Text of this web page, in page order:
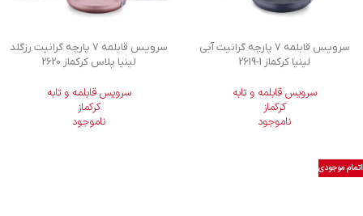
سرویس قابلمه 7 پارچه گرانیت آبی
لینیا کرکماز 2619-1
سرویس قابلمه و تابه
کرکماز
ناموجود
سرویس قابلمه 7 پارچه گرانیت رزگلد
لینیا پلاس کرکماز 2620
سرویس قابلمه و تابه
کرکماز
ناموجود
اتمام موجودی